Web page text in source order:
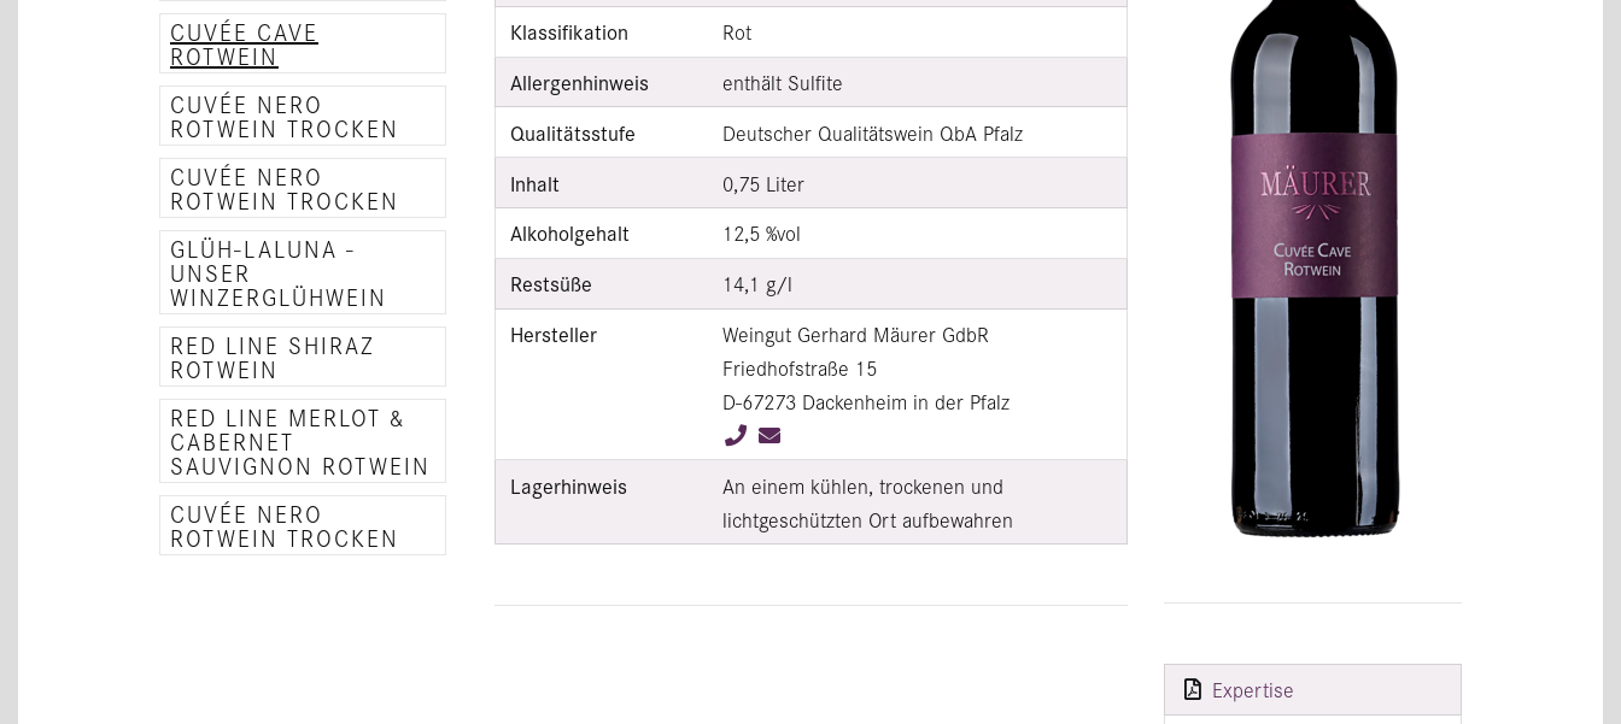
CUVÉE CAVE
ROTWEIN
CUVÉE NERO
ROTWEIN TROCKEN
CUVÉE NERO
ROTWEIN TROCKEN
GLÜH-LALUNA -
UNSER
WINZERGLÜHWEIN
RED LINE SHIRAZ
ROTWEIN
RED LINE MERLOT &
CABERNET
SAUVIGNON ROTWEIN
CUVÉE NERO
ROTWEIN TROCKEN
Klassifikation
Rot
Allergenhinweis
enthält Sulfite
Qualitätsstufe
Deutscher Qualitätswein QbA Pfalz
Inhalt
0,75 Liter
Alkoholgehalt
12,5 %vol
Restsüße
14,1 g/l
Hersteller
Weingut Gerhard Mäurer GdbR
Friedhofstraße 15
D-67273 Dackenheim in der Pfalz
Lagerhinweis
An einem kühlen, trockenen und
lichtgeschützten Ort aufbewahren
Expertise